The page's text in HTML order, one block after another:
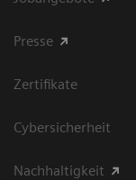
Presse
Zertifikate
Cybersicherheit
Nachhaltigkeit